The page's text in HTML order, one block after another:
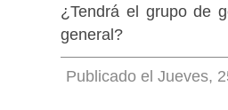
¿Tendrá el grupo de
general?
Publicado el Jueves,